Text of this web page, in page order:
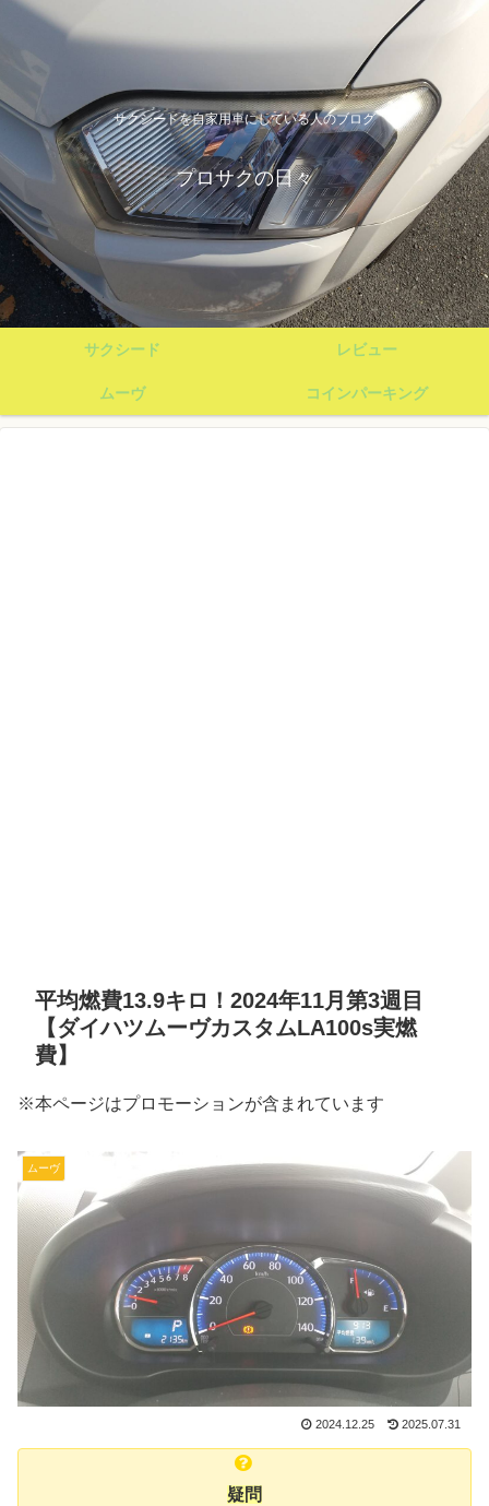
サクシードを自家用車にしている人のブログ
プロサクの日々
サクシード レビュー
ムーヴ コインパーキング
平均燃費13.9キロ！2024年11月第3週目
【ダイハツムーヴカスタムLA100s実燃
費】
※本ページはプロモーションが含まれています
ムーヴ
2024.12.25 2025.07.31
疑問